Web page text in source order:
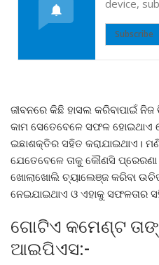
device,
Subscribe
ଜୀବନରେ କିଛି ହାସଲ କରିବାପାଇଁ
କାମ ସେତେବେଳେ ସଫଳ ହୋଇଥାଏ
ଇଛାଶକ୍ତିର ସହିତ କରାଯାଇଥାଏ।
ଯେତେବେଳେ ତାକୁ କୌଣସି ପ୍ରେରଣା
ଖୋଲାଖୋଲି ଚ୍ୟାଲେଞ୍ଜ କରିବା
ନେଇଯାଇଥାଏ ଓ ଏହାକୁ ସଫଳତାର
ଗୋଟିଏ କମେଣ୍ଟ
ଆଇପିଏସ:-